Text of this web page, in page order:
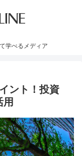
学べるメディア
ント！投資
用